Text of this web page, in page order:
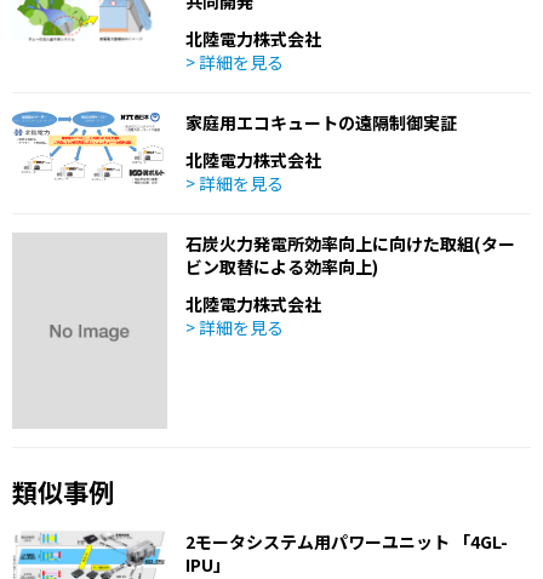
北陸電力株式会社
> 詳細を見る
家庭用エコキュートの遠隔制御実証
北陸電力株式会社
> 詳細を見る
石炭火力発電所効率向上に向けた取組(ター
ビン取替による効率向上)
北陸電力株式会社
> 詳細を見る
類似事例
2モータシステム用パワーユニット 「4GL-
IPU」